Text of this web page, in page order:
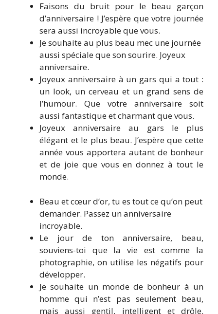
Faisons du bruit pour le beau garçon
d’anniversaire ! J’espère que votre journée
sera aussi incroyable que vous.
Je souhaite au plus beau mec une journée
aussi spéciale que son sourire. Joyeux
anniversaire.
Joyeux anniversaire à un gars qui a tout :
un look, un cerveau et un grand sens de
l’humour. Que votre anniversaire soit
aussi fantastique et charmant que vous.
Joyeux anniversaire au gars le plus
élégant et le plus beau. J’espère que cette
année vous apportera autant de bonheur
et de joie que vous en donnez à tout le
monde.
Beau et cœur d’or, tu es tout ce qu’on peut
demander. Passez un anniversaire
incroyable.
Le jour de ton anniversaire, beau,
souviens-toi que la vie est comme la
photographie, on utilise les négatifs pour
développer.
Je souhaite un monde de bonheur à un
homme qui n’est pas seulement beau,
mais aussi gentil, intelligent et drôle.